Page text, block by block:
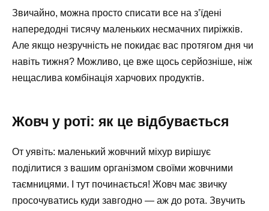
Звичайно, можна просто списати все на з’їдені
напередодні тисячу маленьких несмачних пиріжків.
Але якщо незручність не покидає вас протягом дня чи
навіть тижня? Можливо, це вже щось серйозніше, ніж
нещаслива комбінація харчових продуктів.
Жовч у роті: як це відбувається
От уявіть: маленький жовчний міхур вирішує
поділитися з вашим організмом своїми жовчними
таємницями. І тут починається! Жовч має звичку
просочуватись куди завгодно — аж до рота. Звучить